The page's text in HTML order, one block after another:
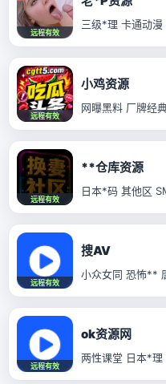
远程有效
三级*理 卡通动
远程有效
小鸡资源
网曝黑料 厂牌经
远程有效
**仓库资源
日本*码 其他区
远程有效
搜AV
小众女同 恐怖**
远程有效
ok资源网
两性课堂 日本*